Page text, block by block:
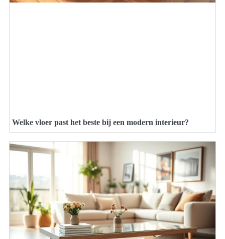
Welke vloer past het beste bij een modern interieur?